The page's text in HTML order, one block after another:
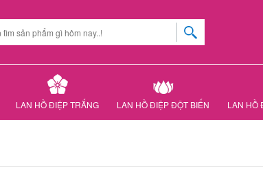
LAN HỒ ĐIỆP TRẮNG LAN HỒ ĐIỆP ĐỘT BIẾN LAN HỒ